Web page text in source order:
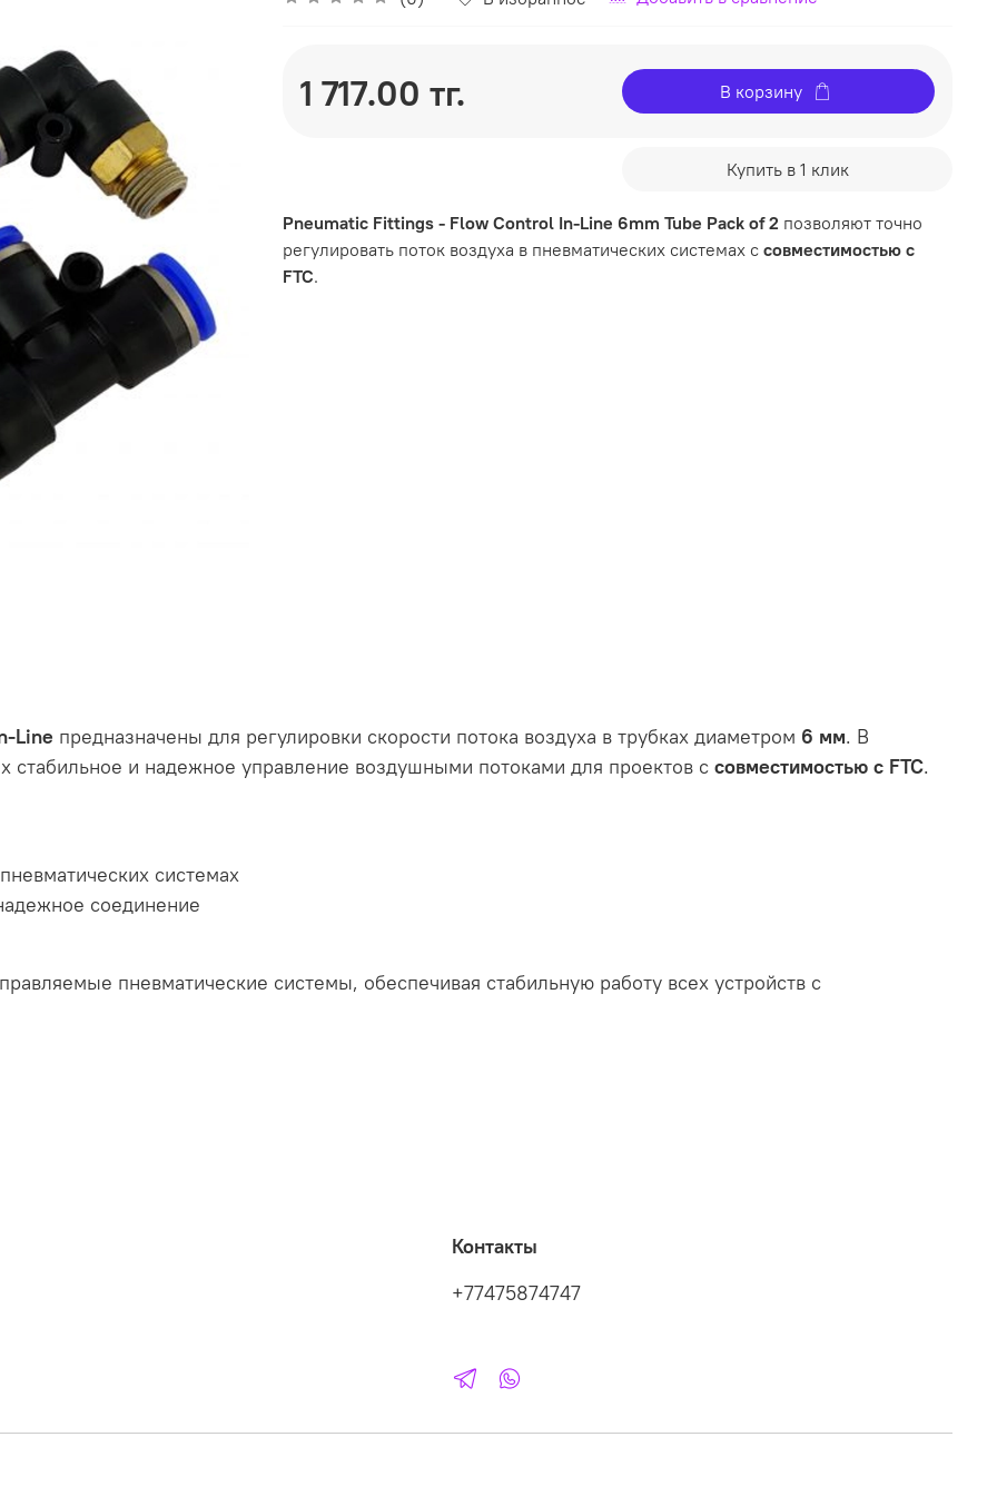
1 717.00 тг. В корзину
Купить в 1 клик
Pneumatic Fittings - Flow Control In-Line 6mm Tube Pack of 2 позволяют точно
регулировать поток воздуха в пневматических системах с совместимостью с
FTC.
Line предназначены для регулировки скорости потока воздуха в трубках диаметром 6 мм. В
и надежное управление воздушными потоками для проектов с совместимостью с FTC.
системах
соединение
пневматические системы, обеспечивая стабильную работу всех устройств с
Контакты
+77475874747